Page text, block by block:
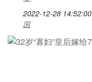
2022-12-28 14:52:00
国